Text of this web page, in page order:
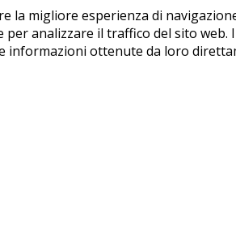
la migliore esperienza di
per analizzare il traffico del sito
informazioni ottenute da loro